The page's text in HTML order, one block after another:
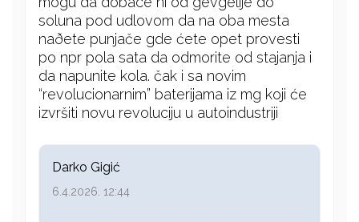
soluna pod udlovom da na oba mesta
naðete punjače gde ćete opet provesti
po npr pola sata da odmorite od stajanja i
da napunite kola. čak i sa novim
“revolucionarnim” baterijama iz mg koji će
izvršiti novu revoluciju u autoindustriji
Darko Gigić
6.4.2026. 12:44